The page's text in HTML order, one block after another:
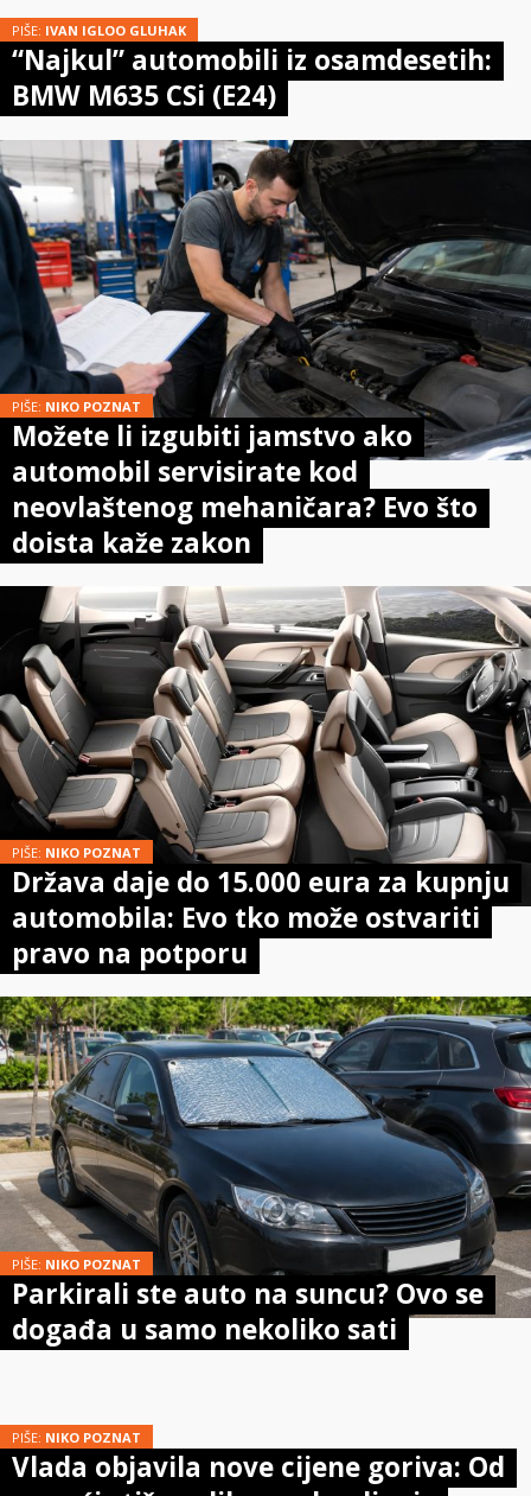
PIŠE: IVAN IGLOO GLUHAK
“Najkul” automobili iz osamdesetih:
BMW M635 CSi (E24)
PIŠE: NIKO POZNAT
Možete li izgubiti jamstvo ako
automobil servisirate kod
neovlaštenog mehaničara? Evo što
doista kaže zakon
PIŠE: NIKO POZNAT
Država daje do 15.000 eura za kupnju
automobila: Evo tko može ostvariti
pravo na potporu
PIŠE: NIKO POZNAT
Parkirali ste auto na suncu? Ovo se
događa u samo nekoliko sati
PIŠE: NIKO POZNAT
Vlada objavila nove cijene goriva: Od